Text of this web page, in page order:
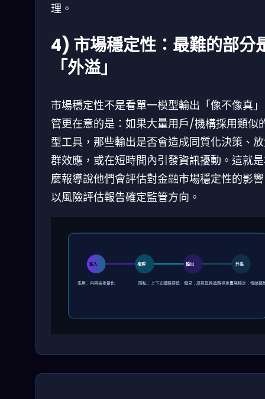
理。
4) 市場穩定性：最難的部分
「外溢」
市場穩定性不是看單一模型輸出「像不像真
管更在意的是：如果大量用戶/機構採用類似
型工具，那些輸出是否會造成同質化決策、
群效應，或在短時間內引發資訊擾動。這就
麼報導說他們會評估對金融市場穩定性的影
以風險評估報告確定監管方向。
輸入 推理 輸出 外溢
濫用：內容被批量化 隱私：上下文鏈路要追 偏見：語氣與推論路徑差異市場穩定：情緒擴